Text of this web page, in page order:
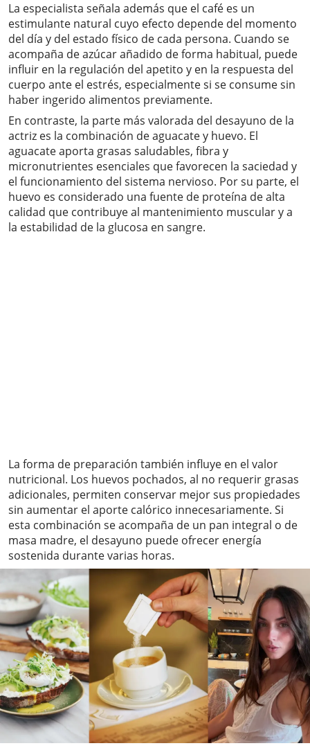
La especialista señala además que el café es un
estimulante natural cuyo efecto depende del momento
del día y del estado físico de cada persona. Cuando se
acompaña de azúcar añadido de forma habitual, puede
influir en la regulación del apetito y en la respuesta del
cuerpo ante el estrés, especialmente si se consume sin
haber ingerido alimentos previamente.
En contraste, la parte más valorada del desayuno de la
actriz es la combinación de aguacate y huevo. El
aguacate aporta grasas saludables, fibra y
micronutrientes esenciales que favorecen la saciedad y
el funcionamiento del sistema nervioso. Por su parte, el
huevo es considerado una fuente de proteína de alta
calidad que contribuye al mantenimiento muscular y a
la estabilidad de la glucosa en sangre.
La forma de preparación también influye en el valor
nutricional. Los huevos pochados, al no requerir grasas
adicionales, permiten conservar mejor sus propiedades
sin aumentar el aporte calórico innecesariamente. Si
esta combinación se acompaña de un pan integral o de
masa madre, el desayuno puede ofrecer energía
sostenida durante varias horas.